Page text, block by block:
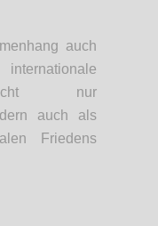
auch
nur
auch als
n Friedens